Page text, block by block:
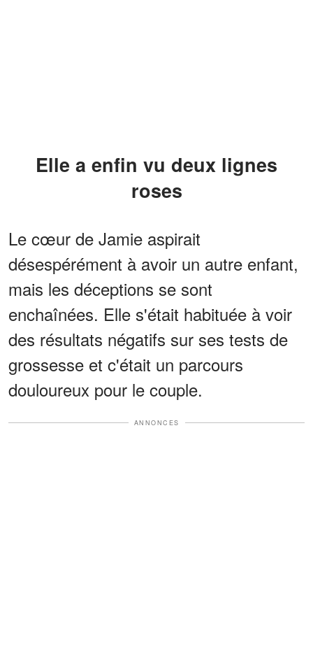
Elle a enfin vu deux lignes
roses
Le cœur de Jamie aspirait
désespérément à avoir un autre enfant,
mais les déceptions se sont
enchaînées. Elle s'était habituée à voir
des résultats négatifs sur ses tests de
grossesse et c'était un parcours
douloureux pour le couple.
ANNONCES